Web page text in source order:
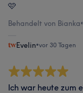
🩷
Behandelt von Bianka•
Evelin•vor 30 Tagen
Ich war heute zum